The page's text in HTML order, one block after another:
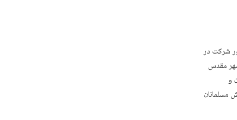
شرکت در
مقدس
و
مسلمانان